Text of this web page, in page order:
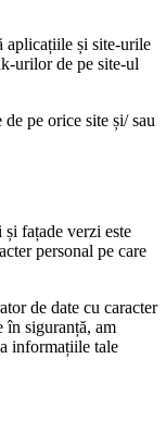
aplicațiile și site-urile
urilor de pe site-ul
pe orice site și/ sau
fațade verzi este
personal pe care
de date cu caracter
în siguranță, am
informațiile tale